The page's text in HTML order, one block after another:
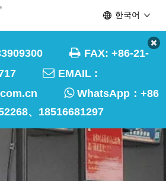
33909300  FAX: +86-21-
 EMAIL :
WhatsApp： +86
、18516681297
한국어